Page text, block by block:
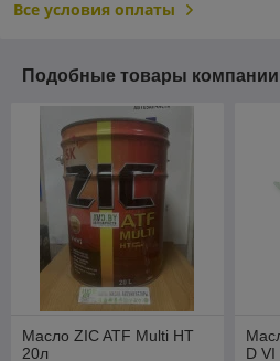
Все условия оплаты
Подобные товары компании
Масло ZIC ATF Multi HT
20л
D VI